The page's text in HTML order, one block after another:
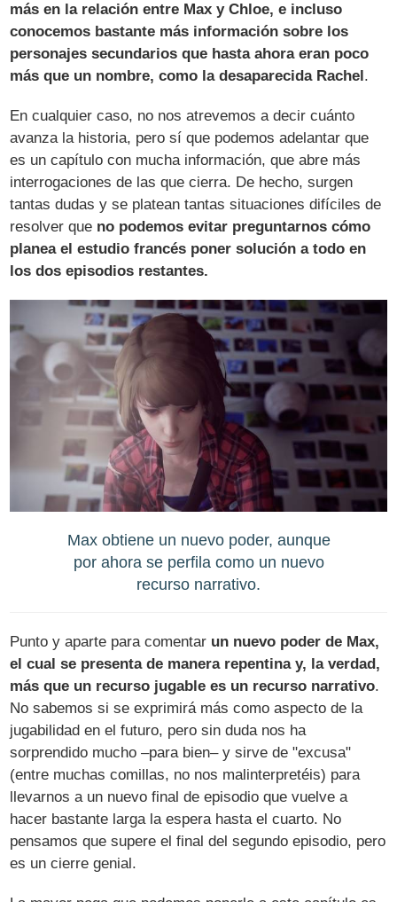
más en la relación entre Max y Chloe, e incluso
conocemos bastante más información sobre los
personajes secundarios que hasta ahora eran poco
más que un nombre, como la desaparecida Rachel.
En cualquier caso, no nos atrevemos a decir cuánto
avanza la historia, pero sí que podemos adelantar que
es un capítulo con mucha información, que abre más
interrogaciones de las que cierra. De hecho, surgen
tantas dudas y se platean tantas situaciones difíciles de
resolver que no podemos evitar preguntarnos cómo
planea el estudio francés poner solución a todo en
los dos episodios restantes.
Max obtiene un nuevo poder, aunque
por ahora se perfila como un nuevo
recurso narrativo.
Punto y aparte para comentar un nuevo poder de Max,
el cual se presenta de manera repentina y, la verdad,
más que un recurso jugable es un recurso narrativo.
No sabemos si se exprimirá más como aspecto de la
jugabilidad en el futuro, pero sin duda nos ha
sorprendido mucho –para bien– y sirve de "excusa"
(entre muchas comillas, no nos malinterpretéis) para
llevarnos a un nuevo final de episodio que vuelve a
hacer bastante larga la espera hasta el cuarto. No
pensamos que supere el final del segundo episodio, pero
es un cierre genial.